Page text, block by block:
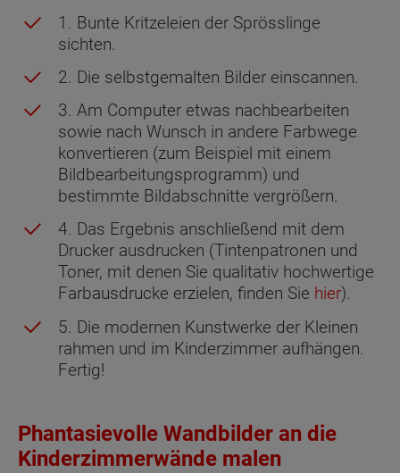
1. Bunte Kritzeleien der Sprösslinge
sichten.
2. Die selbstgemalten Bilder einscannen.
3. Am Computer etwas nachbearbeiten
sowie nach Wunsch in andere Farbwege
konvertieren (zum Beispiel mit einem
Bildbearbeitungsprogramm) und
bestimmte Bildabschnitte vergrößern.
4. Das Ergebnis anschließend mit dem
Drucker ausdrucken (Tintenpatronen und
Toner, mit denen Sie qualitativ hochwertige
Farbausdrucke erzielen, finden Sie hier).
5. Die modernen Kunstwerke der Kleinen
rahmen und im Kinderzimmer aufhängen.
Fertig!
Phantasievolle Wandbilder an die
Kinderzimmerwände malen